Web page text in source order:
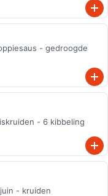
- gedroogde
- 6 kibbeling
- kruiden